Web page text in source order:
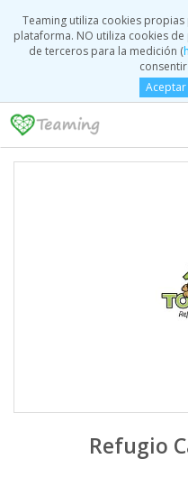
Teaming utiliza cookies
plataforma. NO utiliza cookies
de terceros para la medición (
Aceptar
Refugio